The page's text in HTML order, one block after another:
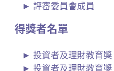
評審委員會成員
得獎者名單
投資者及理財教育獎
投資者及理財教育